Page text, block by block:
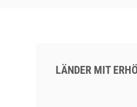
LÄNDER MIT